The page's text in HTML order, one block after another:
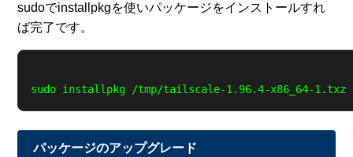
sudoでinstallpkgを使いパッケージをインストールすれ
ば完了です。
パッケージのアップグレード